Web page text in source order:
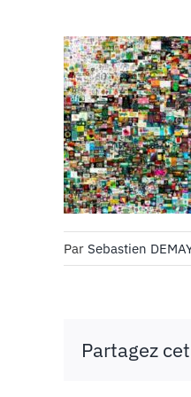
Par Sebastien
Partagez